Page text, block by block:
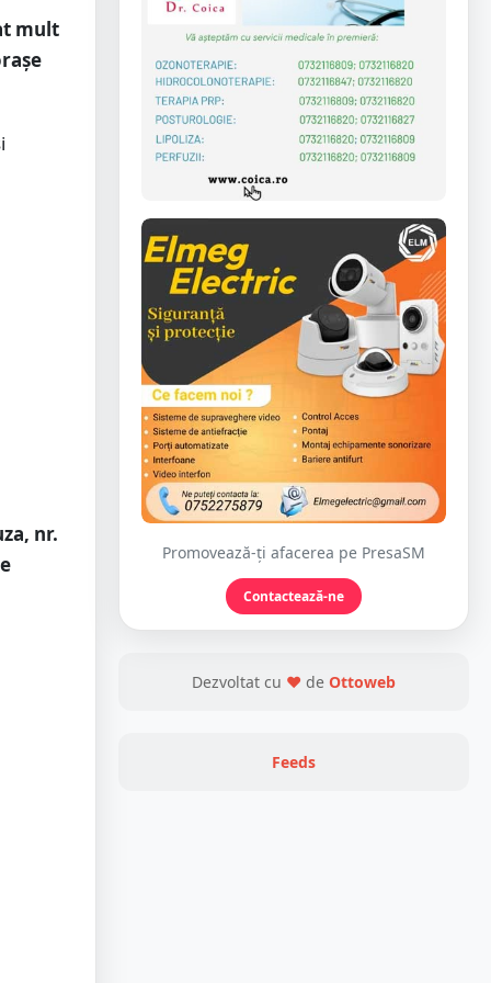
mult
nr.
Promovează-ți afacerea pe PresaSM
Contactează-ne
Dezvoltat cu ❤ de Ottoweb
Feeds